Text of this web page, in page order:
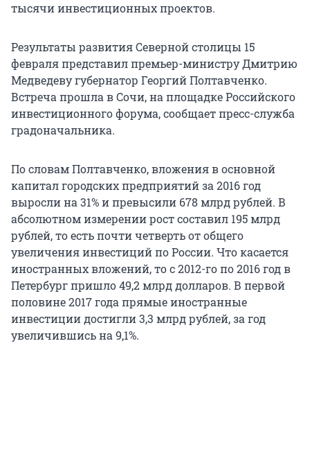
тысячи инвестиционных проектов.
Результаты развития Северной столицы 15
февраля представил премьер-министру Дмитрию
Медведеву губернатор Георгий Полтавченко.
Встреча прошла в Сочи, на площадке Российского
инвестиционного форума, сообщает пресс-служба
градоначальника.
По словам Полтавченко, вложения в основной
капитал городских предприятий за 2016 год
выросли на 31% и превысили 678 млрд рублей. В
абсолютном измерении рост составил 195 млрд
рублей, то есть почти четверть от общего
увеличения инвестиций по России. Что касается
иностранных вложений, то с 2012-го по 2016 год в
Петербург пришло 49,2 млрд долларов. В первой
половине 2017 года прямые иностранные
инвестиции достигли 3,3 млрд рублей, за год
увеличившись на 9,1%.